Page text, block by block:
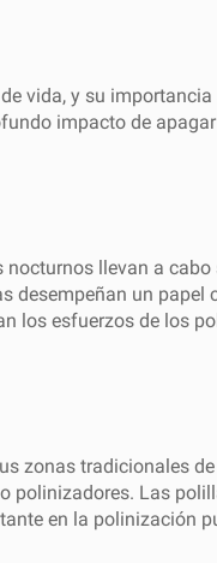
vida, y su
impacto de
llevan a
desempeñan un papel
los esfuerzos de los
zonas tradicionales
Las
en la polinización